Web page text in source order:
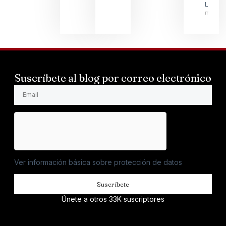
mayo
Suscríbete al blog por correo electrónico
Ver información básica sobre protección de datos
Suscríbete
Únete a otros 33K suscriptores